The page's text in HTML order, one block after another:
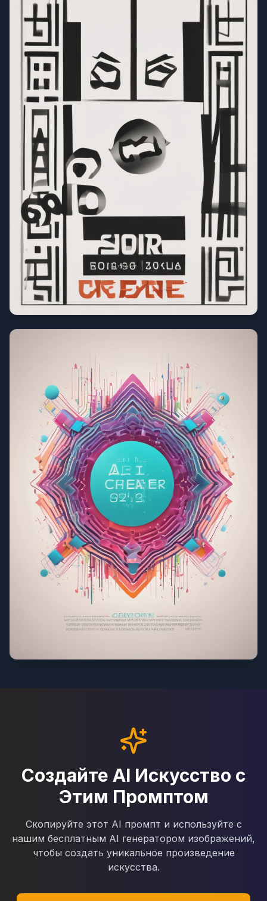
Создайте AI Искусство с
Этим Промптом
Скопируйте этот AI промпт и используйте с
нашим бесплатным AI генератором изображений,
чтобы создать уникальное произведение
искусства.